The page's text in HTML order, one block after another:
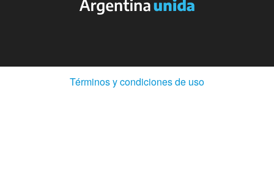
Términos y condiciones de uso(Abre